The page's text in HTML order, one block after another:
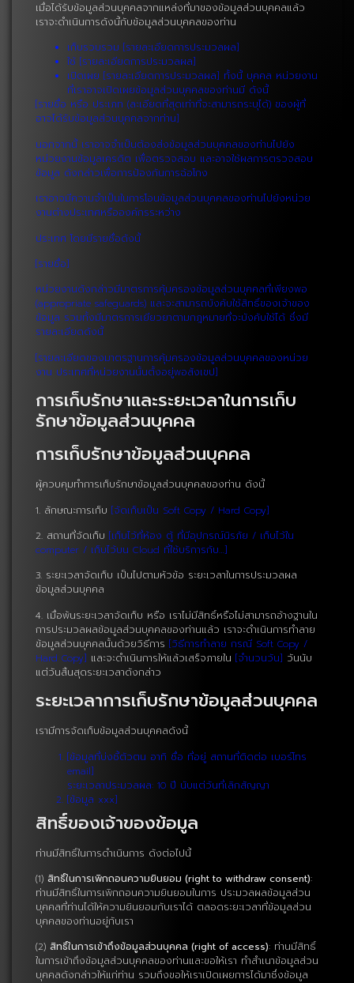
เมื่อได้รับข้อมูลส่วนบุคคลจากแหล่งที่มาของข้อมูลส่วนบุคคลแล้ว
เราจะดำเนินการดังนี้กับข้อมูลส่วนบุคคลของท่าน
เก็บรวบรวม [รายละเอียดการประมวลผล]
ใช้ [รายละเอียดการประมวลผล]
เปิดเผย [รายละเอียดการประมวลผล] ทั้งนี้ บุคคล หน่วยงาน
ที่เราอาจเปิดเผยข้อมูลส่วนบุคคลของท่านมี ดังนี้
[รายชื่อ หรือ ประเภท (ละเอียดที่สุดเท่าที่จะสามารถระบุได้) ของผู้ที่
อาจได้รับข้อมูลส่วนบุคคลจากท่าน]
นอกจากนี้ เราอาจจำเป็นต้องส่งข้อมูลส่วนบุคคลของท่านไปยัง
หน่วยงานข้อมูลเครดิต เพื่อตรวจสอบ และอาจใช้ผลการตรวจสอบ
ข้อมูล ดังกล่าวเพื่อการป้องกันการฉ้อโกง
เราอาจมีความจำเป็นในการโอนข้อมูลส่วนบุคคลของท่านไปยังหน่วย
งานต่างประเทศหรือองค์กรระหว่าง
ประเทศ โดยมีรายชื่อดังนี้
[รายชื่อ]
หน่วยงานดังกล่าวมีมาตรการคุ้มครองข้อมูลส่วนบุคคลที่เพียงพอ
(appropriate safeguards) และจะสามารถบังคับใช้สิทธิ์ของเจ้าของ
ข้อมูล รวมทั้งมีมาตรการเยียวยาตามกฎหมายที่จะบังคับใช้ได้ ซึ่งมี
รายละเอียดดังนี้
[รายละเอียดของมาตรฐานการคุ้มครองข้อมูลส่วนบุคคลของหน่วย
งาน ประเทศที่หน่วยงานนั้นตั้งอยู่พอสังเขป]
การเก็บรักษาและระยะเวลาในการเก็บ
รักษาข้อมูลส่วนบุคคล
การเก็บรักษาข้อมูลส่วนบุคคล
ผู้ควบคุมทำการเก็บรักษาข้อมูลส่วนบุคคลของท่าน ดังนี้
1. ลักษณะการเก็บ [จัดเก็บเป็น Soft Copy / Hard Copy]
2. สถานที่จัดเก็บ [เก็บไว้ที่ห้อง ตู้ ที่มีอุปกรณ์นิรภัย / เก็บไว้ใน
computer / เก็บไว้บน Cloud ที่ใช้บริการกับ…]
3. ระยะเวลาจัดเก็บ เป็นไปตามหัวข้อ ระยะเวลาในการประมวลผล
ข้อมูลส่วนบุคคล
4. เมื่อพ้นระยะเวลาจัดเก็บ หรือ เราไม่มีสิทธิ์หรือไม่สามารถอ้างฐานใน
การประมวลผลข้อมูลส่วนบุคคลของท่านแล้ว เราจะดำเนินการทำลาย
ข้อมูลส่วนบุคคลนั้นด้วยวิธีการ [วิธีการทำลาย กรณี Soft Copy /
Hard Copy] และจะดำเนินการให้แล้วเสร็จภายใน [จำนวนวัน] วันนับ
แต่วันสิ้นสุดระยะเวลาดังกล่าว
ระยะเวลาการเก็บรักษาข้อมูลส่วนบุคคล
เรามีการจัดเก็บข้อมูลส่วนบุคคลดังนี้
[ข้อมูลที่บ่งชี้ตัวตน อาทิ ชื่อ ที่อยู่ สถานที่ติดต่อ เบอร์โทร
email]
ระยะเวลาประมวลผล: 10 ปี นับแต่วันที่เลิกสัญญา
[ข้อมูล xxx]
สิทธิ์ของเจ้าของข้อมูล
ท่านมีสิทธิ์ในการดำเนินการ ดังต่อไปนี้
(1) สิทธิ์ในการเพิกถอนความยินยอม (right to withdraw consent):
ท่านมีสิทธิ์ในการเพิกถอนความยินยอมในการ ประมวลผลข้อมูลส่วน
บุคคลที่ท่านได้ให้ความยินยอมกับเราได้ ตลอดระยะเวลาที่ข้อมูลส่วน
บุคคลของท่านอยู่กับเรา
(2) สิทธิ์ในการเข้าถึงข้อมูลส่วนบุคคล (right of access): ท่านมีสิทธิ์
ในการเข้าถึงข้อมูลส่วนบุคคลของท่านและขอให้เรา ทำสำเนาข้อมูลส่วน
บุคคลดังกล่าวให้แก่ท่าน รวมถึงขอให้เราเปิดเผยการได้มาซึ่งข้อมูล